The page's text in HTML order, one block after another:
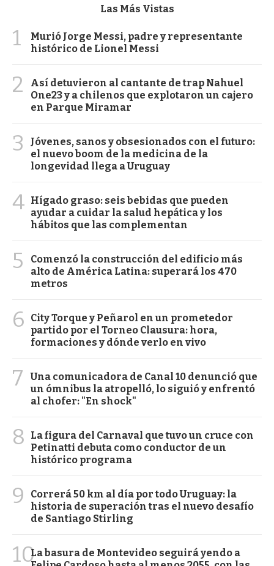
Las Más Vistas
1
Murió Jorge Messi, padre y representante
histórico de Lionel Messi
2
Así detuvieron al cantante de trap Nahuel
One23 y a chilenos que explotaron un cajero
en Parque Miramar
3
Jóvenes, sanos y obsesionados con el futuro:
el nuevo boom de la medicina de la
longevidad llega a Uruguay
4 Hígado graso: seis bebidas que pueden
ayudar a cuidar la salud hepática y los
hábitos que las complementan
5
Comenzó la construcción del edificio más
alto de América Latina: superará los 470
metros
6
City Torque y Peñarol en un prometedor
partido por el Torneo Clausura: hora,
formaciones y dónde verlo en vivo
7
Una comunicadora de Canal 10 denunció que
un ómnibus la atropelló, lo siguió y enfrentó
al chofer: "En shock"
8
La figura del Carnaval que tuvo un cruce con
Petinatti debuta como conductor de un
histórico programa
9
Correrá 50 km al día por todo Uruguay: la
historia de superación tras el nuevo desafío
de Santiago Stirling
10La basura de Montevideo seguirá yendo a